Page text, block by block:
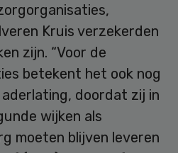
Kruis verzekerden
zijn. “Voor de
betekent het ook nog
aderlating, doordat zij in
wijken als
moeten blijven leveren